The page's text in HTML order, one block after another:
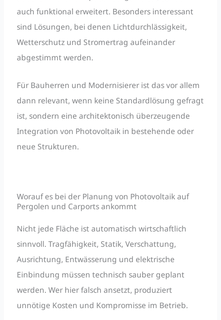
auch funktional erweitert. Besonders interessant
sind Lösungen, bei denen Lichtdurchlässigkeit,
Wetterschutz und Stromertrag aufeinander
abgestimmt werden.
Für Bauherren und Modernisierer ist das vor allem
dann relevant, wenn keine Standardlösung gefragt
ist, sondern eine architektonisch überzeugende
Integration von Photovoltaik in bestehende oder
neue Strukturen.
Worauf es bei der Planung von Photovoltaik auf
Pergolen und Carports ankommt
Nicht jede Fläche ist automatisch wirtschaftlich
sinnvoll. Tragfähigkeit, Statik, Verschattung,
Ausrichtung, Entwässerung und elektrische
Einbindung müssen technisch sauber geplant
werden. Wer hier falsch ansetzt, produziert
unnötige Kosten und Kompromisse im Betrieb.